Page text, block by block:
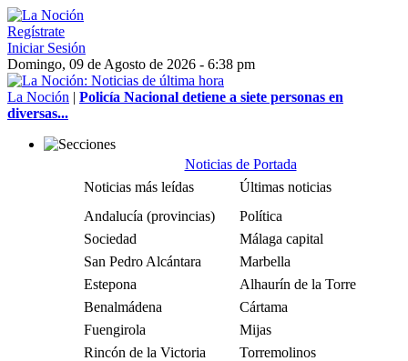
Regístrate
Iniciar Sesión
Domingo, 09 de Agosto de 2026 - 6:38 pm
La Noción | Policía Nacional detiene a siete personas en
diversas...
Noticias de Portada
Noticias más leídas
Últimas noticias
Andalucía (provincias)
Política
Sociedad
Málaga capital
San Pedro Alcántara
Marbella
Estepona
Alhaurín de la Torre
Benalmádena
Cártama
Fuengirola
Mijas
Rincón de la Victoria
Torremolinos